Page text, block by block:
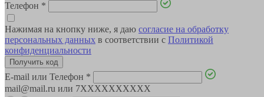
Телефон *
Нажимая на кнопку ниже, я даю согласие на обработку
персональных данных в соответствии с Политикой
конфиденциальности
E-mail или Телефон *
mail@mail.ru или 7XXXXXXXXXX